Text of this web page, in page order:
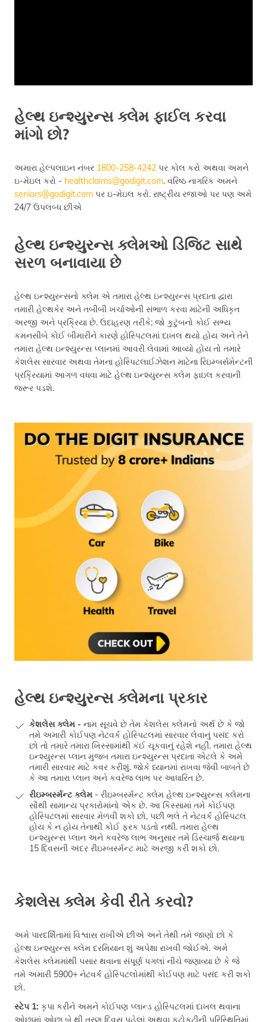
હેલ્થ ઇન્શ્યુરન્સ ક્લેમ ફાઈલ કરવા
માંગો છો?
અમારા હેલ્પલાઇન નંબર 1800-258-4242 પર કોલ કરો અથવા અમને
ઇ-મેઇલ કરો - healthclaims@godigit.com. વરિષ્ઠ નાગરિક અમને
seniors@godigit.com પર ઇ-મેઇલ કરો. રાષ્ટ્રીય રજાઓ પર પણ અમે
24/7 ઉપલબ્ધ છીએ
હેલ્થ ઇન્શ્યુરન્સ ક્લેમઓ ડિજિટ સાથે
સરળ બનાવાયા છે
હેલ્થ ઇન્શ્યુરન્સનો ક્લેમ એ તમારા હેલ્થ ઇન્શ્યુરન્સ પ્રદાતા દ્વારા
તમારી હેલ્થકેર અને તબીબી ખર્ચાઓની સંભાળ કરવા માટેની અધિકૃત
અરજી અને પ્રક્રિયા છે. ઉદાહરણ તરીકે; જો કુટુંબનો કોઈ સભ્ય
કમનસીબે કોઈ બીમારીને કારણે હોસ્પિટલમાં દાખલ થયો હોય અને તેને
તમારા હેલ્થ ઇન્શ્યુરન્સ પ્લાનમાં આવરી લેવામાં આવ્યો હોય તો તમારે
કેશલેસ સારવાર અથવા તેમના હોસ્પિટલાઈઝેશન માટેના રિઇમ્બર્સમેન્ટની
પ્રક્રિયામાં આગળ વધવા માટે હેલ્થ ઇન્શ્યુરન્સ ક્લેમ ફાઇલ કરવાની
જરૂર પડશે.
હેલ્થ ઇન્શ્યુરન્સ ક્લેમના પ્રકાર
કેશલેસ ક્લેમ - નામ સૂચવે છે તેમ કેશલેસ ક્લેમનો અર્થ છે કે જો
તમે અમારી કોઈપણ નેટવર્ક હોસ્પિટલમાં સારવાર લેવાનું પસંદ કરો
છો તો તમારે તમારા ખિસ્સામાંથી કંઈ ચૂકવાનું રહેશે નહીં. તમારા હેલ્થ
ઇન્શ્યુરન્સ પ્લાન મુજબ તમારા ઇન્શ્યુરન્સ પ્રદાતા એટલે કે અમે
તમારી સારવાર માટે કવર કરીશું. જોકે ધ્યાનમાં રાખવા જેવી બાબતે છે
કે આ તમારા પ્લાન અને કવરેજ લાભ પર આધારિત છે.
રીઇમ્બર્સ્મન્ટ ક્લેમ - રીઇમ્બર્સ્મન્ટ ક્લેમ હેલ્થ ઇન્શ્યુરન્સ ક્લેમના
સૌથી સામાન્ય પ્રકારોમાંનો એક છે. આ કિસ્સામાં તમે કોઈપણ
હોસ્પિટલમાં સારવાર મેળવી શકો છો, પછી ભલે તે નેટવર્ક હોસ્પિટલ
હોય કે ન હોય તેનાથી કોઈ ફરક પડતો નથી. તમારા હેલ્થ
ઇન્શ્યુરન્સ પ્લાન અને કવરેજ લાભ અનુસાર તમે ડિસ્ચાર્જ થયાના
15 દિવસની અંદર રીઇમ્બર્સ્મન્ટ માટે અરજી કરી શકો છો.
કેશલેસ ક્લેમ કેવી રીતે કરવો?
અમે પારદર્શિતામાં વિશ્વાસ રાખીએ છીએ અને તેથી તમે જાણો છો કે
હેલ્થ ઇન્શ્યુરન્સ ક્લેમ દરમિયાન શું અપેક્ષા રાખવી જોઈએ. અમે
કેશલેસ ક્લેમમાંથી પસાર થવાના સંપૂર્ણ પગલાં નીચે જણાવ્યા છે કે જે
તમે અમારી 5900+ નેટવર્ક હોસ્પિટલોમાંથી કોઈપણ માટે પસંદ કરી શકો
છો.
સ્ટેપ 1: કૃપા કરીને અમને કોઈપણ પ્લાન્ડ હોસ્પિટલમાં દાખલ થવાના
ઓછામાં ઓછા બે થી ત્રણ દિવસ પહેલાં અથવા કટોકટીની પરિસ્થિતિમાં